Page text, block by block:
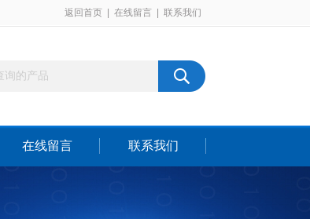
返回首页 在线留言 联系我们
在线留言 联系我们